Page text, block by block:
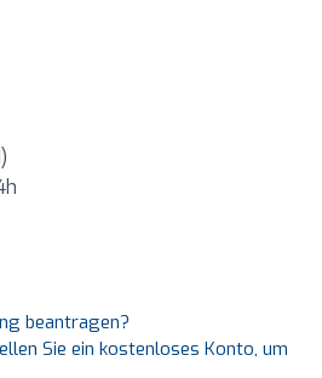
beantragen?
Sie ein kostenloses Konto, um